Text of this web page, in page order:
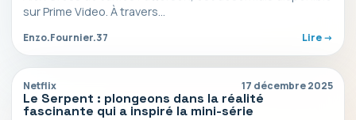
sur Prime Video. À travers…
Enzo.Fournier.37 Lire ->
Netflix 17 décembre 2025
Le Serpent : plongeons dans la réalité
fascinante qui a inspiré la mini-série